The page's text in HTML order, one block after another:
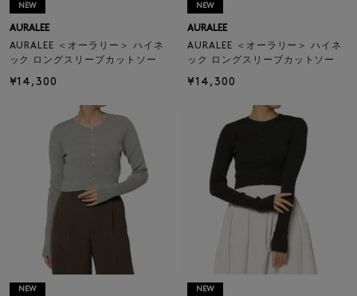
NEW
AURALEE
AURALEE ＜オーラリー＞ ハイネ
ック ロングスリーブカットソー
¥14,300
NEW
AURALEE
AURALEE ＜オーラリー＞ ハイネ
ック ロングスリーブカットソー
¥14,300
NEW NEW